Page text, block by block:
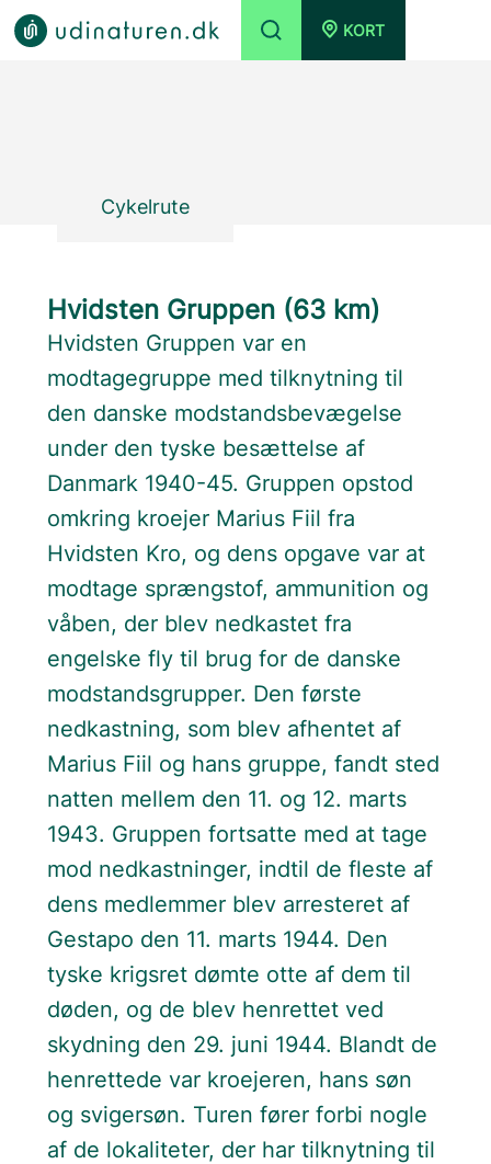
KORT
Cykelrute
Hvidsten Gruppen (63 km)
Hvidsten Gruppen var en
modtagegruppe med tilknytning til
den danske modstandsbevægelse
under den tyske besættelse af
Danmark 1940-45. Gruppen opstod
omkring kroejer Marius Fiil fra
Hvidsten Kro, og dens opgave var at
modtage sprængstof, ammunition og
våben, der blev nedkastet fra
engelske fly til brug for de danske
modstandsgrupper. Den første
nedkastning, som blev afhentet af
Marius Fiil og hans gruppe, fandt sted
natten mellem den 11. og 12. marts
1943. Gruppen fortsatte med at tage
mod nedkastninger, indtil de fleste af
dens medlemmer blev arresteret af
Gestapo den 11. marts 1944. Den
tyske krigsret dømte otte af dem til
døden, og de blev henrettet ved
skydning den 29. juni 1944. Blandt de
henrettede var kroejeren, hans søn
og svigersøn. Turen fører forbi nogle
af de lokaliteter, der har tilknytning til